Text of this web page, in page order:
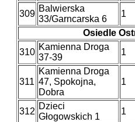
309
Balwierska
33/Garncarska 6
1
Osiedle
310
Kamienna Droga
37-39
1
311
Kamienna Droga
47, Spokojna,
Dobra
1
312
Dzieci
Głogowskich 1
1